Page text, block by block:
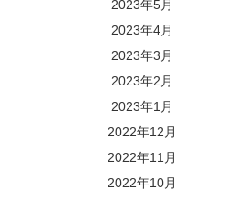
2023年5月
2023年4月
2023年3月
2023年2月
2023年1月
2022年12月
2022年11月
2022年10月